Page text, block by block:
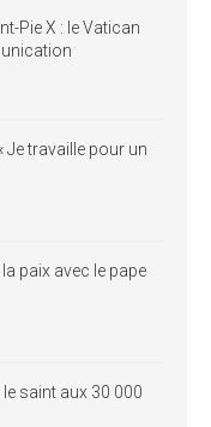
Pie X : le Vatican
Je travaille pour un
paix avec le pape
saint aux 30 000